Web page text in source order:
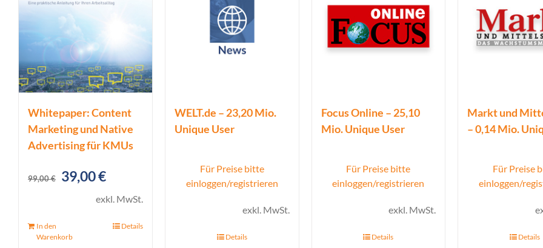
Whitepaper: Content
Marketing und Native
Advertising für KMUs
99,00€
Ursprünglicher
99,00 €
39,00€Aktueller
Preis
exkl. MwSt.
In den
Warenkorb
Details
WELT.de – 23,20 Mio.
Unique User
Für Preise bitte
einloggen/registrieren
exkl. MwSt.
Details
Focus Online – 25,10
Mio. Unique User
Für Preise bitte
einloggen/registrieren
exkl. MwSt.
Details
Markt und
– 0,14 Mio.
Für Preise
einloggen/
Details